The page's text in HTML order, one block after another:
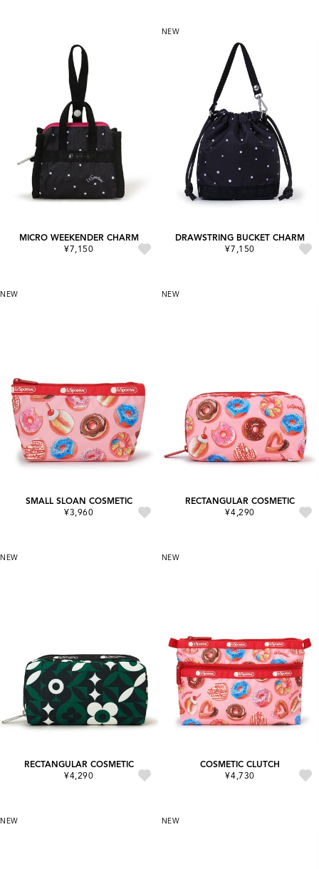
MICRO WEEKENDER CHARM
¥7,150
NEW
DRAWSTRING BUCKET CHARM
¥7,150
NEW
SMALL SLOAN COSMETIC
¥3,960
NEW
RECTANGULAR COSMETIC
¥4,290
NEW
RECTANGULAR COSMETIC
¥4,290
NEW
COSMETIC CLUTCH
¥4,730
NEW NEW